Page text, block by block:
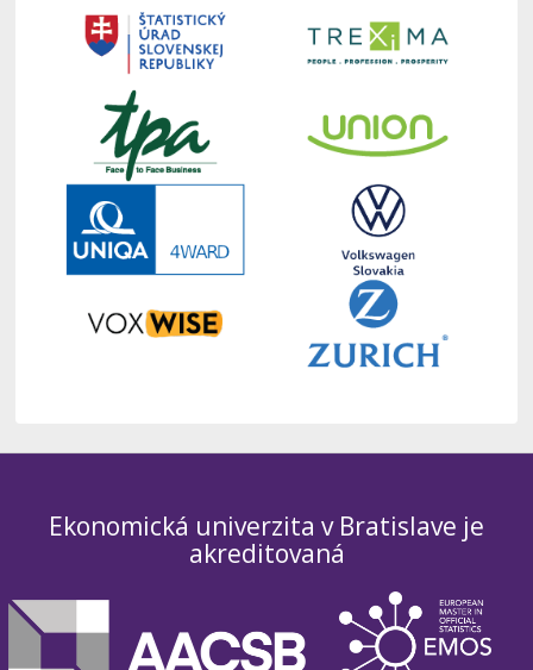
Ekonomická univerzita v Bratislave je
akreditovaná